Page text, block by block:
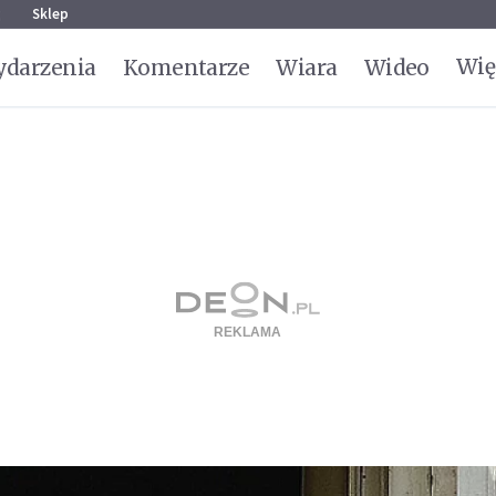
Sklep
Komentarze Wiara Wideo